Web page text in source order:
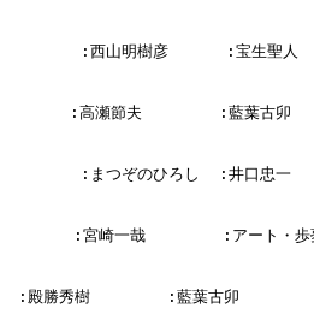
:西山明樹彦      :宝生聖人
:高瀬節夫        :藍葉古卯
:まつぞのひろし  :井口忠一
:宮崎一哉        :アート・歩
勝秀樹        :藍葉古卯